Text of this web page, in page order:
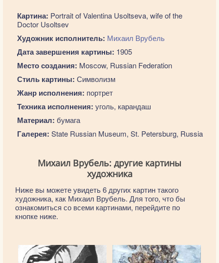
Картина: Portrait of Valentina Usoltseva, wife of the
Doctor Usoltsev
Художник исполнитель: Михаил Врубель
Дата завершения картины: 1905
Место создания: Moscow, Russian Federation
Стиль картины: Символизм
Жанр исполнения: портрет
Техника исполнения: уголь, карандаш
Материал: бумага
Галерея: State Russian Museum, St. Petersburg, Russia
Михаил Врубель: другие картины
художника
Ниже вы можете увидеть 6 других картин такого
художника, как Михаил Врубель. Для того, что бы
ознакомиться со всеми картинами, перейдите по
кнопке ниже.